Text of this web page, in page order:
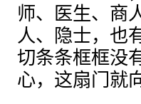
师、医生、商
人、隐士，也
切条条框框没
心，这扇门就